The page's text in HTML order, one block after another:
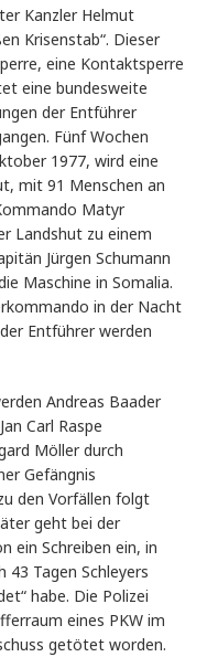
Kanzler Helmut
Krisenstab“. Dieser
eine Kontaktsperre
eine bundesweite
der Entführer
Fünf Wochen
1977, wird eine
mit 91 Menschen an
Matyr
Landshut zu einem
Jürgen Schumann
Maschine in Somalia.
in der Nacht
Entführer werden
Andreas Baader
Carl Raspe
Möller durch
Gefängnis
den Vorfällen folgt
geht bei der
ein Schreiben ein, in
43 Tagen Schleyers
habe. Die Polizei
eines PKW im
getötet worden.